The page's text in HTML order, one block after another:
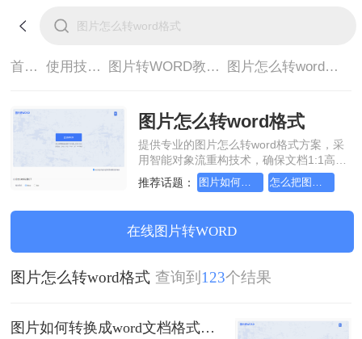
首页> 使用技巧> 图片转WORD教程> 图片怎么转word格式
图片怎么转word格式
提供专业的图片怎么转word格式方案，采
用智能对象流重构技术，确保文档1:1高保
真还原且排版不乱码。支持一键批量处
理，全链路 SSL 加密保障隐私安全。助您
装，高效办公。
推荐话题： 图片如何转换成word文档格式 怎么把图片转换成word文档格式
在线图片转WORD
图片怎么转word格式 查询到 123个结果
图片如何转换成word文档格式？分享三个转换方法！